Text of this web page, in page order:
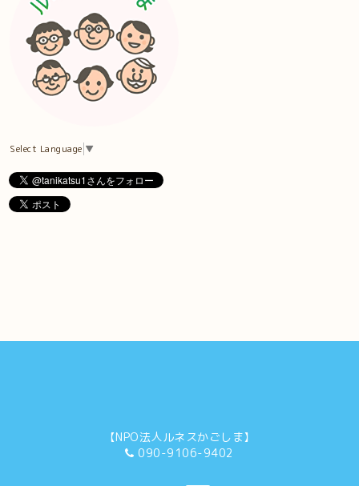
Select Language ▼
【NPO法人ルネスかごしま】
090-9106-9402